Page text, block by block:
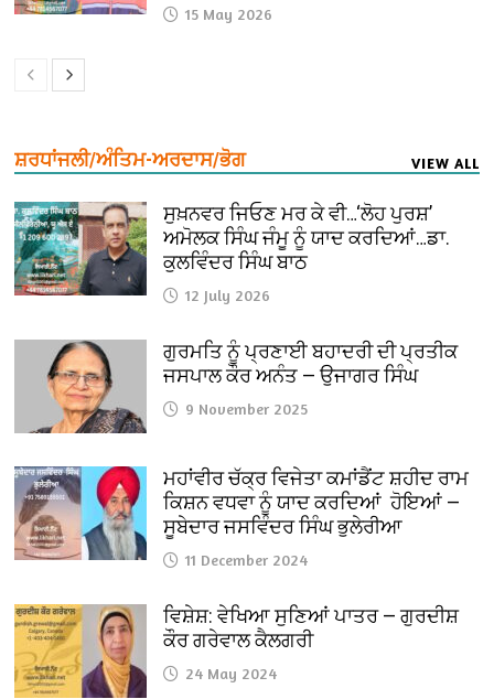
15 May 2026
ਸ਼ਰਧਾਂਜਲੀ/ਅੰਤਿਮ-ਅਰਦਾਸ/ਭੋਗ VIEW ALL
ਸੁਖ਼ਨਵਰ ਜਿਓਣ ਮਰ ਕੇ ਵੀ…‘ਲੋਹ ਪੁਰਸ਼’
ਅਮੋਲਕ ਸਿੰਘ ਜੰਮੂ ਨੂੰ ਯਾਦ ਕਰਦਿਆਂ…ਡਾ.
ਕੁਲਵਿੰਦਰ ਸਿੰਘ ਬਾਠ
12 July 2026
ਗੁਰਮਤਿ ਨੂੰ ਪ੍ਰਣਾਈ ਬਹਾਦਰੀ ਦੀ ਪ੍ਰਤੀਕ
ਜਸਪਾਲ ਕੌਰ ਅਨੰਤ — ਉਜਾਗਰ ਸਿੰਘ
9 November 2025
ਮਹਾਂਵੀਰ ਚੱਕ੍ਰ ਵਿਜੇਤਾ ਕਮਾਂਡੈਂਟ ਸ਼ਹੀਦ ਰਾਮ
ਕਿਸ਼ਨ ਵਧਵਾ ਨੂੰ ਯਾਦ ਕਰਦਿਆਂ ਹੋਇਆਂ —
ਸੂਬੇਦਾਰ ਜਸਵਿੰਦਰ ਸਿੰਘ ਭੁਲੇਰੀਆ
11 December 2024
ਵਿਸ਼ੇਸ਼: ਵੇਖਿਆ ਸੁਣਿਆਂ ਪਾਤਰ — ਗੁਰਦੀਸ਼
ਕੌਰ ਗਰੇਵਾਲ ਕੈਲਗਰੀ
24 May 2024